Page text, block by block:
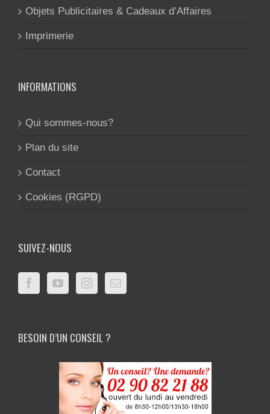
Objets Publicitaires & Cadeaux d’Affaires
Imprimerie
INFORMATIONS
Qui sommes-nous?
Plan du site
Contact
Cookies (RGPD)
SUIVEZ-NOUS
BESOIN D’UN CONSEIL ?